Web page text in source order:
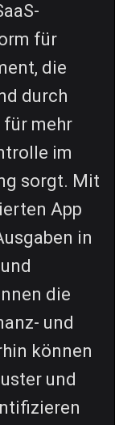
für
die
durch
mehr
im
sorgt. Mit
App
in
die
und
können
und